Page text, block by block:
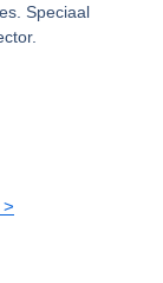
Speciaal
>